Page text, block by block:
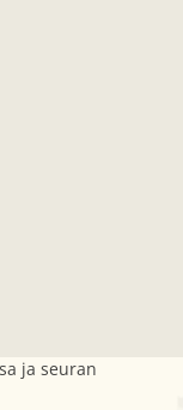
ja seuran